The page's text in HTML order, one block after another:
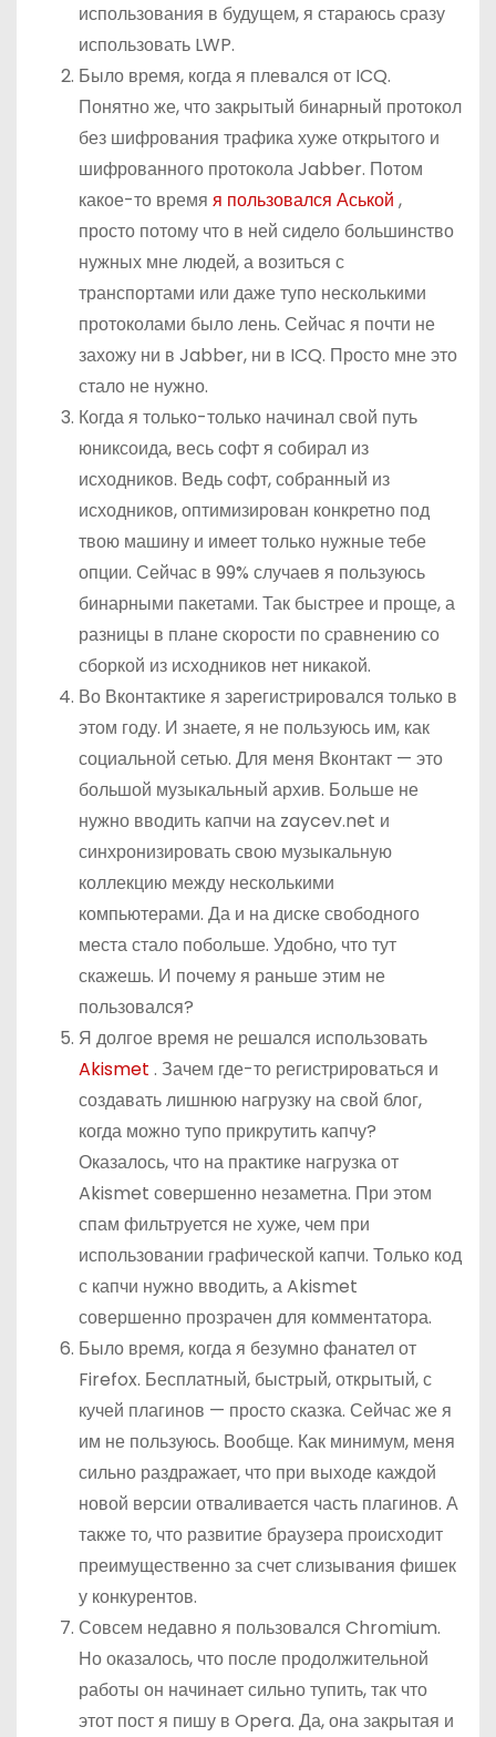
использования в будущем, я стараюсь сразу
использовать LWP.
Было время, когда я плевался от ICQ.
Понятно же, что закрытый бинарный протокол
без шифрования трафика хуже открытого и
шифрованного протокола Jabber. Потом
какое-то время я пользовался Аськой ,
просто потому что в ней сидело большинство
нужных мне людей, а возиться с
транспортами или даже тупо несколькими
протоколами было лень. Сейчас я почти не
захожу ни в Jabber, ни в ICQ. Просто мне это
стало не нужно.
Когда я только-только начинал свой путь
юниксоида, весь софт я собирал из
исходников. Ведь софт, собранный из
исходников, оптимизирован конкретно под
твою машину и имеет только нужные тебе
опции. Сейчас в 99% случаев я пользуюсь
бинарными пакетами. Так быстрее и проще, а
разницы в плане скорости по сравнению со
сборкой из исходников нет никакой.
Во Вконтактике я зарегистрировался только в
этом году. И знаете, я не пользуюсь им, как
социальной сетью. Для меня Вконтакт — это
большой музыкальный архив. Больше не
нужно вводить капчи на zaycev.net и
синхронизировать свою музыкальную
коллекцию между несколькими
компьютерами. Да и на диске свободного
места стало побольше. Удобно, что тут
скажешь. И почему я раньше этим не
пользовался?
Я долгое время не решался использовать
Akismet . Зачем где-то регистрироваться и
создавать лишнюю нагрузку на свой блог,
когда можно тупо прикрутить капчу?
Оказалось, что на практике нагрузка от
Akismet совершенно незаметна. При этом
спам фильтруется не хуже, чем при
использовании графической капчи. Только код
с капчи нужно вводить, а Akismet
совершенно прозрачен для комментатора.
Было время, когда я безумно фанател от
Firefox. Бесплатный, быстрый, открытый, с
кучей плагинов — просто сказка. Сейчас же я
им не пользуюсь. Вообще. Как минимум, меня
сильно раздражает, что при выходе каждой
новой версии отваливается часть плагинов. А
также то, что развитие браузера происходит
преимущественно за счет слизывания фишек
у конкурентов.
Совсем недавно я пользовался Chromium.
Но оказалось, что после продолжительной
работы он начинает сильно тупить, так что
этот пост я пишу в Opera. Да, она закрытая и